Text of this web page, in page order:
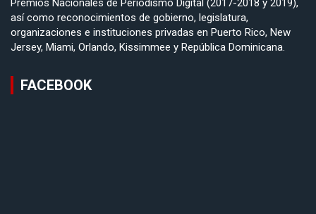
Premios Nacionales de Periodismo Digital (2017-2018 y 2019),
así como reconocimientos de gobierno, legislatura,
organizaciones e instituciones privadas en Puerto Rico, New
Jersey, Miami, Orlando, Kissimmee y República Dominicana.
FACEBOOK